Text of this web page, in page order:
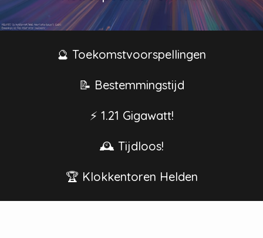
🔮 Toekomstvoorspellingen
📝 Bestemmingstijd
⚡ 1.21 Gigawatt!
🕰️ Tijdloos!
🏆 Klokkentoren Helden